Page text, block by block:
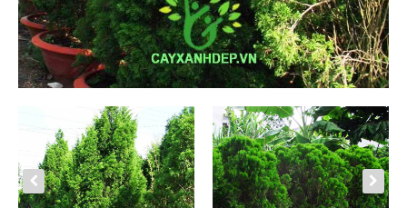
Lâm Đồng (1)
Tp Hồ Chí Minh (14)
Kiên Giang (4)
Bến Tre (3)
Nha Trang (0)
Bình Thuận (2)
Bạc Liêu (1)
Đồng Nai (3)